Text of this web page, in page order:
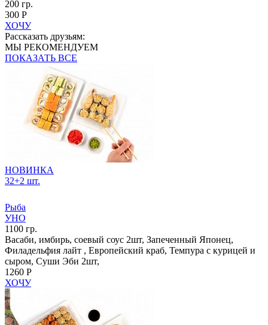
200 гр.
300 Р
ХОЧУ
Рассказать друзьям:
МЫ РЕКОМЕНДУЕМ
ПОКАЗАТЬ ВСЕ
НОВИНКА
32+2 шт.
Рыба
УНО
1100 гр.
Васаби, имбирь, соевый соус 2шт, Запеченный Японец,
Филадельфия лайт , Европейский краб, Темпура с курицей и
сыром, Суши Эби 2шт,
1260 Р
ХОЧУ